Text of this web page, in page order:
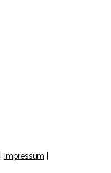
Impressum